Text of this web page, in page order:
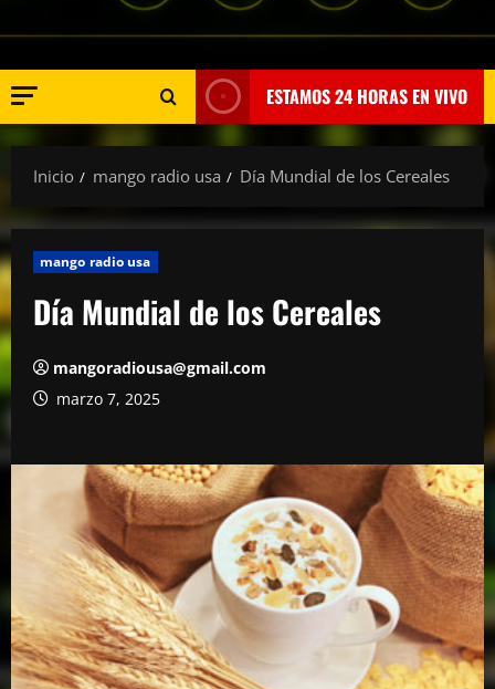
ESTAMOS 24 HORAS EN VIVO
Inicio mango radio usa Día Mundial de los Cereales
mango radio usa
Día Mundial de los Cereales
mangoradiousa@gmail.com
marzo 7, 2025